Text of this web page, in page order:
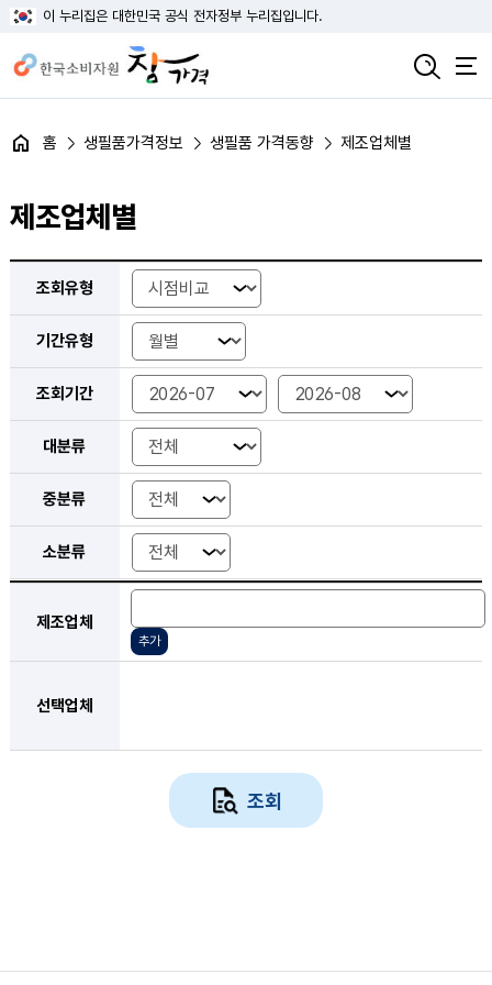
이 누리집은 대한민국 공식 전자정부 누리집입니다.
홈 생필품가격정보 생필품 가격동향 제조업체별
제조업체별
조회유형
기간유형
조회기간
대분류
중분류
소분류
제조업체
추가
선택업체
조회